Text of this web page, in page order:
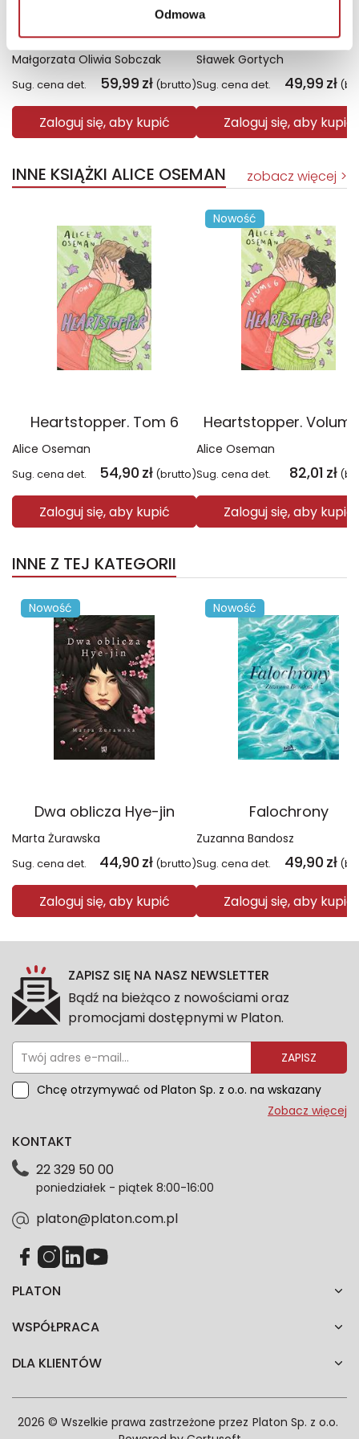
Odmowa
Fiolet. Kolory zła. Tom 7
Małgorzata Oliwia Sobczak
Sug. cena det. 59,99 zł (brutto)
Zaloguj się, aby kupić
Święto Karkonoszy
Sławek Gortych
Sug. cena det. 49,99 zł
Zaloguj się, aby kupić
INNE KSIĄŻKI ALICE OSEMAN zobacz więcej
Heartstopper. Tom 6
Alice Oseman
Sug. cena det. 54,90 zł (brutto)
Zaloguj się, aby kupić
Nowość
Heartstopper.
Alice Oseman
Sug. cena det. 82,01 zł
Zaloguj się, aby kupić
INNE Z TEJ KATEGORII
Nowość
Dwa oblicza Hye-jin
Marta Żurawska
Sug. cena det. 44,90 zł (brutto)
Zaloguj się, aby kupić
Nowość
Falochrony
Zuzanna Bandosz
Sug. cena det. 49,90 zł
Zaloguj się, aby kupić
ZAPISZ SIĘ NA NASZ NEWSLETTER
Bądź na bieżąco z nowościami oraz
promocjami dostępnymi w Platon.
ZAPISZ
Chcę otrzymywać od Platon Sp. z o.o. na wskazany
przeze mnie adres e-mail informacje marketingowe
dotyczące danych osobowych znajdziesz w naszej
każdym czasie. Wycofanie zgody nie wpłynie na
zgodność z prawem przetwarzania dokonanego przed
Zobacz więcej
PLATON
WSPÓŁPRACA
DLA KLIENTÓW
KONTAKT
22 329 50 00
poniedziałek - piątek 8:00-16:00
platon@platon.com.pl
2026 © Wszelkie prawa zastrzeżone przez Platon Sp. z o.o.